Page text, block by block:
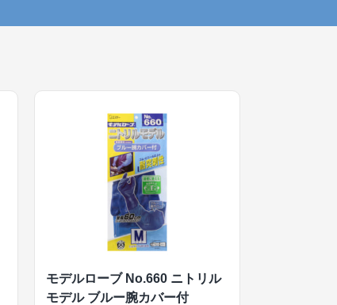
モデルローブ No.660 ニトリル
モデル ブルー腕カバー付